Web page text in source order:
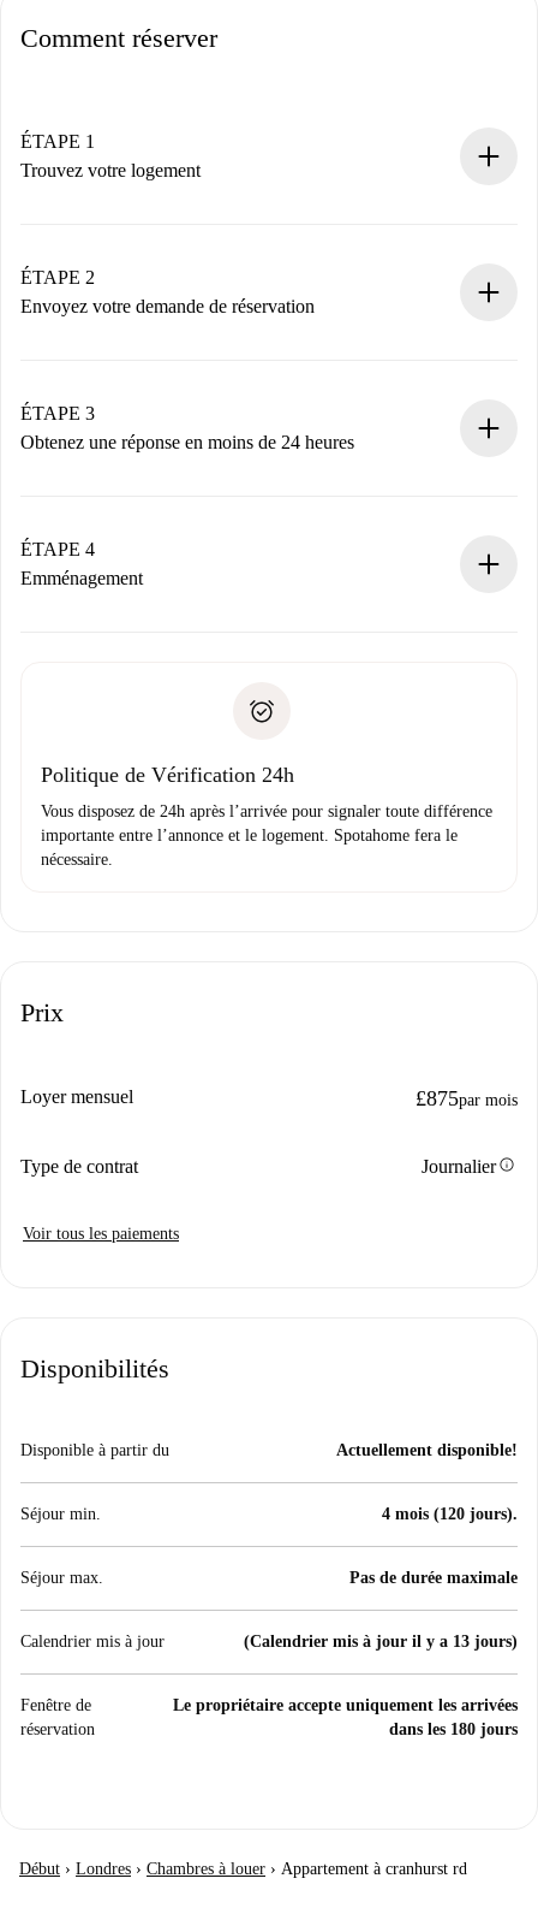
Comment réserver
ÉTAPE 1
Trouvez votre logement
Vous disposez à l’avance de toutes les informations
nécessaires.
ÉTAPE 2
Envoyez votre demande de réservation
Nous ne vous facturerons rien tant que le propriétaire
n’aura pas accepté.
ÉTAPE 3
Obtenez une réponse en moins de 24 heures
contact avec le propriétaire.
Si refusé : aucun prélèvement et nous vous proposerons
Justificatif de solvabilité
ÉTAPE 4
Emménagement
uniquement si aucun problème n'est signalé.
Politique de Vérification 24h
Vous disposez de 24h après l’arrivée pour signaler toute différence
importante entre l’annonce et le logement. Spotahome fera le
nécessaire.
Prix
Loyer mensuel £875par mois
Type de contrat Journalierinfo
Voir tous les paiements
Disponibilités
Disponible à partir du Actuellement disponible!
Séjour min. 4 mois (120 jours).
Séjour max. Pas de durée maximale
Calendrier mis à jour (Calendrier mis à jour il y a 13 jours)
Fenêtre de
réservation
Le propriétaire accepte uniquement les arrivées
dans les 180 jours
Début › Londres › Chambres à louer › Appartement à cranhurst rd